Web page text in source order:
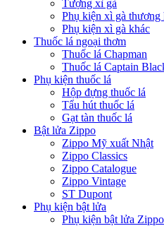
Tượng xì gà
Phụ kiện xì gà thương
Phụ kiện xì gà khác
Thuốc lá ngoại thơm
Thuốc lá Chapman
Thuốc lá Captain
Phụ kiện thuốc lá
Hộp đựng thuốc lá
Tẩu hút thuốc lá
Gạt tàn thuốc lá
Bật lửa Zippo
Zippo Mỹ xuất Nhật
Zippo Classics
Zippo Catalogue
Zippo Vintage
ST Dupont
Phụ kiện bật lửa
Phụ kiện bật lửa Zippo